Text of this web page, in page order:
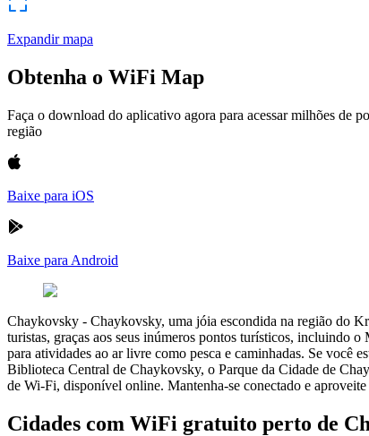
Expandir mapa
Obtenha o WiFi Map
Faça o download do aplicativo agora para acessar milhões de
região
Baixe para iOS
Baixe para Android
Chaykovsky - Chaykovsky, uma jóia escondida na região do
turistas, graças aos seus inúmeros pontos turísticos, incluindo
para atividades ao ar livre como pesca e caminhadas. Se você
Biblioteca Central de Chaykovsky, o Parque da Cidade de
de Wi-Fi, disponível online. Mantenha-se conectado e
Cidades com WiFi gratuito perto de